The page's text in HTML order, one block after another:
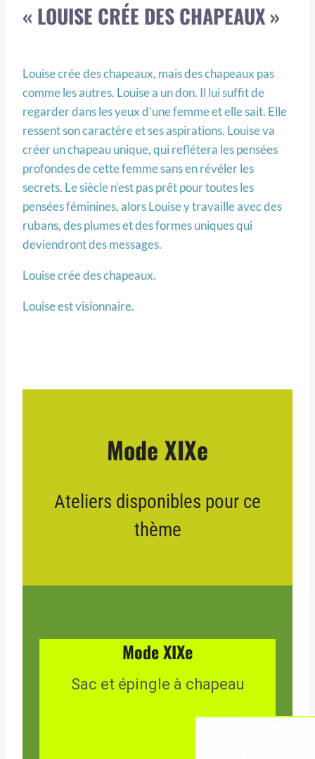
« LOUISE CRÉE DES CHAPEAUX »
Louise crée des chapeaux, mais des chapeaux pas
comme les autres. Louise a un don. Il lui suffit de
regarder dans les yeux d’une femme et elle sait. Elle
ressent son caractère et ses aspirations. Louise va
créer un chapeau unique, qui reflétera les pensées
profondes de cette femme sans en révéler les
secrets. Le siècle n’est pas prêt pour toutes les
pensées féminines, alors Louise y travaille avec des
rubans, des plumes et des formes uniques qui
deviendront des messages.
Louise crée des chapeaux.
Louise est visionnaire.
Mode XIXe
Ateliers disponibles pour ce
thème
Mode XIXe
Sac et épingle à chapeau